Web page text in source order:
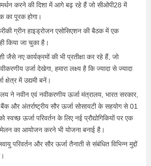
करने की दिशा में आगे बढ़ रहे हैं जो सीओपी28 में
का पूरक होगा।
ग्रीन हाइड्रोजन एसोसिएशन की बैठक में एक
किया जा चुका है।
जैसे नए कार्यक्रमों की भी प्रतीक्षा कर रहे हैं, जो
उर्जा देखेगा, हमारा लक्ष्य है कि ज्यादा से ज्यादा
क्षेत्र में उद्यमी बनें।
ने नवीन एवं नवीकरणीय ऊर्जा मंत्रालय, भारत सरकार,
और अंतर्राष्ट्रीय सौर ऊर्जा सोसायटी के सहयोग से 01
ऊर्जा परिवर्तन के लिए नई प्रौद्योगिकियों पर एक
का आयोजन करने भी योजना बनाई है।
परिवर्तन और सौर ऊर्जा तैनाती से संबंधित विभिन्न मुद्दों